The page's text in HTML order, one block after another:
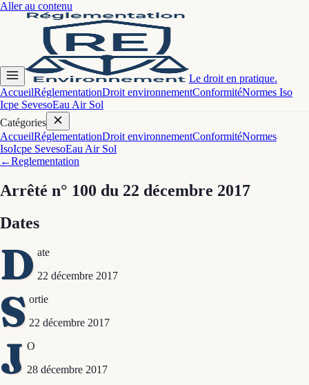
Aller au contenu
Le droit en pratique.
AccueilRéglementationDroit environnementConformitéNormes Iso
Icpe SevesoEau Air Sol
Catégories
AccueilRéglementationDroit environnementConformitéNormes
IsoIcpe SevesoEau Air Sol
←Reglementation
Arrêté n° 100 du 22 décembre 2017
Dates
D ate
22 décembre 2017
S ortie
22 décembre 2017
J O
28 décembre 2017